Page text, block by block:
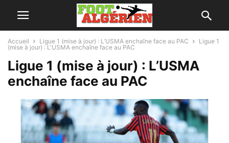
Accueil Ligue 1 (mise à jour) : L’USMA enchaîne face au PAC
Ligue 1
(mise à jour) : L'USMA enchaîne face au PAC
Ligue 1 (mise à jour) : L’USMA
enchaîne face au PAC